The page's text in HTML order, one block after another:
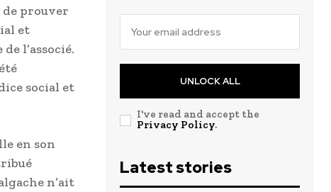
de prouver
et
l’associé.
social et
en son
n’ait
UNLOCK ALL
I've read and accept the
Privacy Policy.
Latest stories